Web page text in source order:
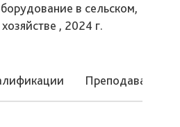
в сельском,
, 2024 г.
Преподаваемые